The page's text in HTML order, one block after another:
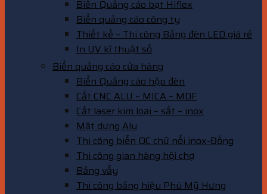
Biển Quảng cáo bạt Hiflex
Biển quảng cáo công ty
Thiết kế – Thi công Bảng đèn LED giá rẻ
In UV kĩ thuật số
Biển quảng cáo cửa hàng
Biển Quảng cáo hộp đèn
Cắt CNC ALU – MICA – MDF
Cắt laser kim loại – sắt – inox
Mặt dựng Alu
Thi công biển QC chữ nổi inox-Đồng
Thi công gian hàng hội chợ
Bảng vẫy
Thi công bảng hiệu Phú Mỹ Hưng